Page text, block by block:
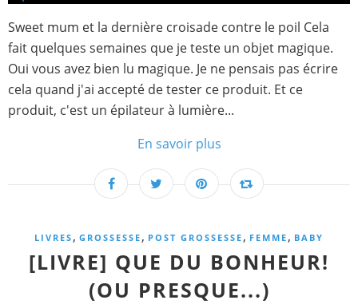
Sweet mum et la dernière croisade contre le poil Cela
fait quelques semaines que je teste un objet magique.
Oui vous avez bien lu magique. Je ne pensais pas écrire
cela quand j'ai accepté de tester ce produit. Et ce
produit, c'est un épilateur à lumière...
En savoir plus
LIVRES , GROSSESSE , POST GROSSESSE , FEMME , BABY
[LIVRE] QUE DU BONHEUR!
(OU PRESQUE...)